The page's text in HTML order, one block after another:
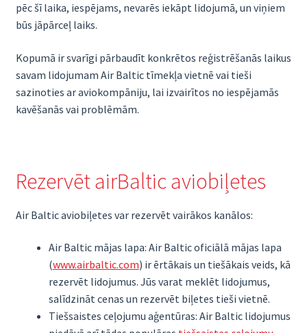
pēc šī laika, iespējams, nevarēs iekāpt lidojumā, un viņiem
būs jāpārceļ laiks.
Kopumā ir svarīgi pārbaudīt konkrētos reģistrēšanās laikus
savam lidojumam Air Baltic tīmekļa vietnē vai tieši
sazinoties ar aviokompāniju, lai izvairītos no iespējamās
kavēšanās vai problēmām.
Rezervēt airBaltic aviobiļetes
Air Baltic aviobiļetes var rezervēt vairākos kanālos:
Air Baltic mājas lapa: Air Baltic oficiālā mājas lapa
(www.airbaltic.com) ir ērtākais un tiešākais veids, kā
rezervēt lidojumus. Jūs varat meklēt lidojumus,
salīdzināt cenas un rezervēt biļetes tieši vietnē.
Tiešsaistes ceļojumu aģentūras: Air Baltic lidojumus